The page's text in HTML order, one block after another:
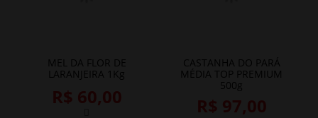
MEL DA FLOR DE
LARANJEIRA 1Kg
R$ 60,00
CASTANHA DO PARÁ
MÉDIA TOP PREMIUM
500g
R$ 97,00